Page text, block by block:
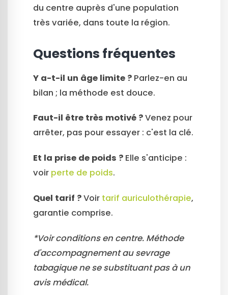
du centre auprès d'une population
très variée, dans toute la région.
Questions fréquentes
Y a-t-il un âge limite ? Parlez-en au
bilan ; la méthode est douce.
Faut-il être très motivé ?Venez pour
arrêter, pas pour essayer : c'est la clé.
Et la prise de poids ? Elle s'anticipe :
voir perte de poids.
Quel tarif ?Voir tarif auriculothérapie,
garantie comprise.
*Voir conditions en centre. Méthode
d'accompagnement au sevrage
tabagique ne se substituant pas à un
avis médical.